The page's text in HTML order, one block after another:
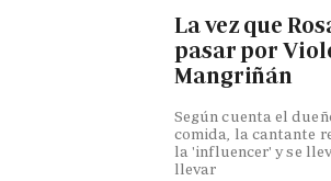
La vez que
pasar por
Mangriñán
Según cuenta el
comida, la cantante
la 'influencer' y se
llevar